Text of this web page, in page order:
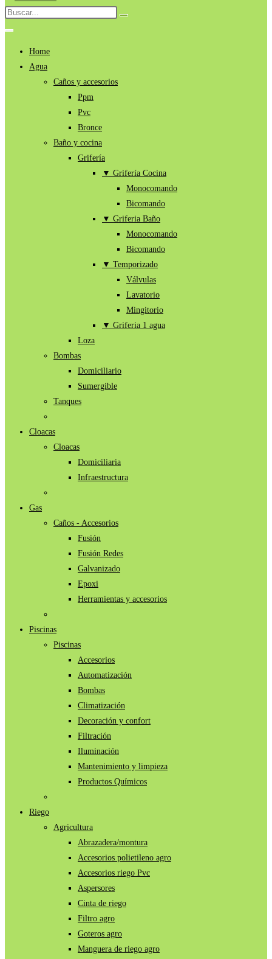
al
contenido
Buscar
en
Enviar
Home
Agua
Caños y accesorios
Ppm
Pvc
Bronce
Baño y cocina
Grifería
▼ Grifería Cocina
Monocomando
Bicomando
▼ Griferia Baño
Monocomando
Bicomando
▼ Temporizado
Válvulas
Lavatorio
Mingitorio
▼ Griferia 1 agua
Loza
Bombas
Domiciliario
Sumergible
Tanques
Cloacas
Cloacas
Domiciliaria
Infraestructura
Gas
Caños - Accesorios
Fusión
Fusión Redes
Galvanizado
Epoxi
Herramientas y accesorios
Piscinas
Piscinas
Accesorios
Automatización
Bombas
Climatización
Decoración y confort
Filtración
Iluminación
Mantenimiento y limpieza
Productos Químicos
Riego
Agricultura
Abrazadera/montura
Accesorios polietileno agro
Accesorios riego Pvc
Aspersores
Cinta de riego
Filtro agro
Goteros agro
Manguera de riego agro